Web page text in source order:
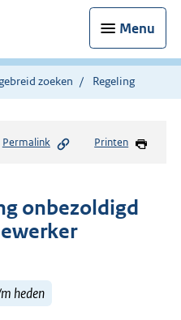
Menu
zoeken Regeling
Permalink Printen
onbezoldigd
heden